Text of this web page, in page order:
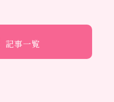
記事一覧